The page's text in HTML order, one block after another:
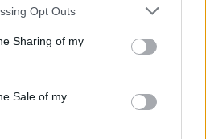
app uses one or more Google
behaviour. You may click to
and its third-party tags to
purposes in below Google
Opt Outs
Sharing of my
Sale of my